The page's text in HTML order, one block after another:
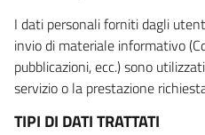
I dati personali forniti dagli
invio di materiale informativo
pubblicazioni, ecc.) sono
servizio o la prestazione
TIPI DI DATI TRATTATI